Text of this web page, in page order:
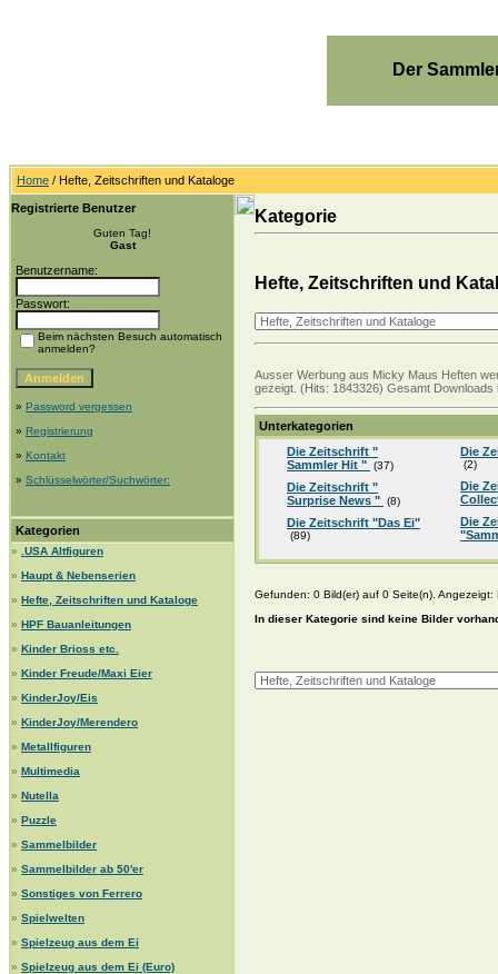
Der
Home / Hefte, Zeitschriften und Kataloge
Registrierte Benutzer
Guten Tag!
Gast
Benutzername:
Passwort:
Beim nächsten Besuch automatisch
anmelden?
» Password vergessen
» Registrierung
» Kontakt
» Schlüsselwörter/Suchwörter:
Kategorien
»
.USA Altfiguren
» Haupt & Nebenserien
» Hefte, Zeitschriften und Kataloge
» HPF Bauanleitungen
» Kinder Brioss etc.
» Kinder Freude/Maxi Eier
» KinderJoy/Eis
» KinderJoy/Merendero
» Metallfiguren
» Multimedia
» Nutella
» Puzzle
» Sammelbilder
» Sammelbilder ab 50'er
» Sonstiges von Ferrero
» Spielwelten
» Spielzeug aus dem Ei
» Spielzeug aus dem Ei (Euro)
Kategorie
Hefte, Zeitschriften und
Ausser Werbung aus Micky Maus Heften
gezeigt. (Hits: 1843326) Gesamt Downloads
Unterkategorien
Die Zeitschrift "
Sammler Hit " (37)
Die Zeitschrift "
Surprise News " (8)
Die Zeitschrift "Das Ei"
(89)
Die
(2)
Die
Die
Gefunden: 0 Bild(er) auf 0 Seite(n). Angezeigt:
In dieser Kategorie sind keine Bilder